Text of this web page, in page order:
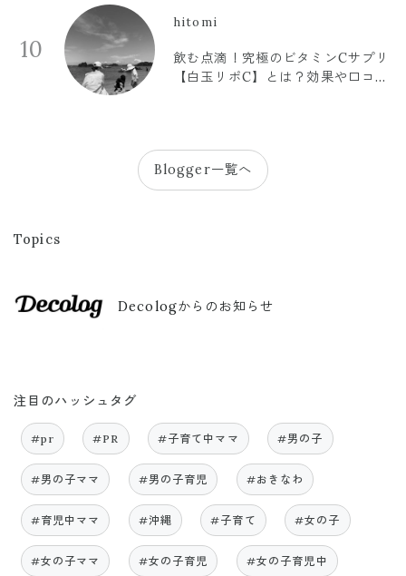
10
hitomi
飲む点滴！究極のビタミンCサプリ
【白玉リポC】とは？効果や口コミ
Blogger一覧へ
Topics
Decologからのお知らせ
注目のハッシュタグ
#pr #PR #子育て中ママ #男の子
#男の子ママ #男の子育児 #おきなわ
#育児中ママ #沖縄 #子育て #女の子
#女の子ママ #女の子育児 #女の子育児中